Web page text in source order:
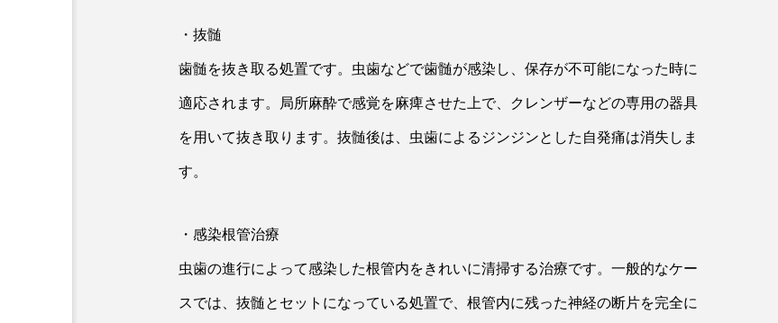
・抜髄
歯髄を抜き取る処置です。虫歯などで歯髄が感染し、保存が不可能になった時に
適応されます。局所麻酔で感覚を麻痺させた上で、クレンザーなどの専用の器具
を用いて抜き取ります。抜髄後は、虫歯によるジンジンとした自発痛は消失しま
す。
・感染根管治療
虫歯の進行によって感染した根管内をきれいに清掃する治療です。一般的なケー
スでは、抜髄とセットになっている処置で、根管内に残った神経の断片を完全に